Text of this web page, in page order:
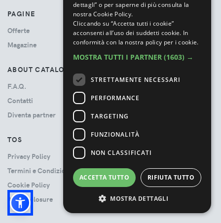
PAGINE
Offerte
Magazine
ABOUT CATALOVE
F.A.Q.
Contatti
Diventa partner
TOS
Privacy Policy
Termini e Condizioni
Cookie Policy
Ads Disclosure
dettagli” o per saperne di più consulta la
nostra Cookie Policy.
Cliccando su “Accetta tutti i cookie”
acconsenti all’uso dei suddetti cookie. In
conformità con la nostra policy per i cookie.
MOSTRA TUTTI I PARTNER (1603) →
STRETTAMENTE NECESSARI
PERFORMANCE
TARGETING
FUNZIONALITÀ
NON CLASSIFICATI
ACCETTA TUTTO RIFIUTA TUTTO
MOSTRA DETTAGLI